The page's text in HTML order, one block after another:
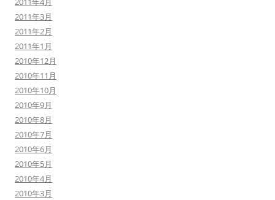
2011年3月
2011年2月
2011年1月
2010年12月
2010年11月
2010年10月
2010年9月
2010年8月
2010年7月
2010年6月
2010年5月
2010年4月
2010年3月